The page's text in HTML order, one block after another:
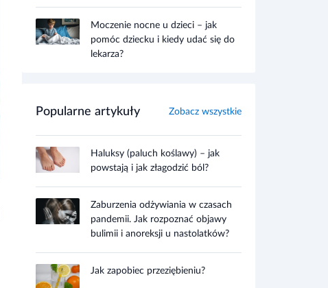
Moczenie nocne u dzieci – jak
pomóc dziecku i kiedy udać się do
lekarza?
Popularne artykuły Zobacz wszystkie
Haluksy (paluch koślawy) – jak
powstają i jak złagodzić ból?
Zaburzenia odżywiania w czasach
pandemii. Jak rozpoznać objawy
bulimii i anoreksji u nastolatków?
Jak zapobiec przeziębieniu?